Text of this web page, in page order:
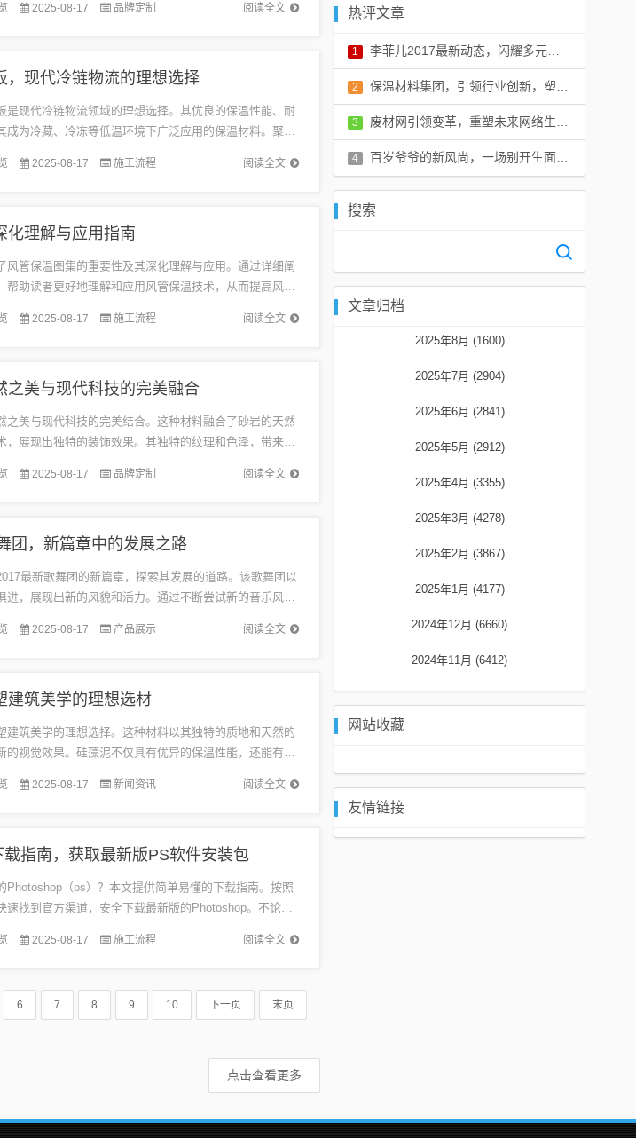
阅读全文
2025-08-17 品牌定制
，现代冷链物流的理想选择
是现代冷链物流领域的理想选择。其优良的保温性能、耐
成为冷藏、冷冻等低温环境下广泛应用的保温材料。聚氨
持冷库内部温度稳定，降低能源消耗，提高物流效率，
阅读全文
2025-08-17 施工流程
化理解与应用指南
风管保温图集的重要性及其深化理解与应用。通过详细阐
帮助读者更好地理解和应用风管保温技术，从而提高风管
耗。文章还强调了深化理解风管保温图集的重要性，以
阅读全文
2025-08-17 施工流程
之美与现代科技的完美融合
之美与现代科技的完美结合。这种材料融合了砂岩的天然
，展现出独特的装饰效果。其独特的纹理和色泽，带来自
的耐候性和功能性。砂岩硅藻泥是现代室内装饰的理想
阅读全文
2025-08-17 品牌定制
团，新篇章中的发展之路
最新歌舞团的新篇章，探索其发展的道路。该歌舞团以
进，展现出新的风貌和活力。通过不断尝试新的音乐风格
观众带来了全新的视听体验。该歌舞团也注重传承经...
阅读全文
2025-08-17 产品展示
建筑美学的理想选材
建筑美学的理想选择。这种材料以其独特的质地和天然的
的视觉效果。硅藻泥不仅具有优异的保温性能，还能有效
创造舒适的环境。其环保性能强，天然材质无污染，符
阅读全文
2025-08-17 新闻资讯
指南，获取最新版PS软件安装包
Photoshop（ps）？本文提供简单易懂的下载指南。按照
速找到官方渠道，安全下载最新版的Photoshop。不论是
，都能轻松完成下载，享受最新版P...
阅读全文
2025-08-17 施工流程
6 7 8 9 10 下一页 末页
点击查看更多
热评文章
1 李菲儿2017最新动态，闪耀多元发展之路
评论：0 条
2 保温材料集团，引领行业创新，塑造绿色未来领军者
评论：0 条
3 废材网引领变革，重塑未来网络生态，最新更新汇总
评论：0 条
4 百岁爷爷的新风尚，一场别开生面的吃播盛宴，展现百岁老人的生活风采
搜索
文章归档
2025年8月 (1600)
2025年7月 (2904)
2025年6月 (2841)
2025年5月 (2912)
2025年4月 (3355)
2025年3月 (4278)
2025年2月 (3867)
2025年1月 (4177)
2024年12月 (6660)
2024年11月 (6412)
网站收藏
友情链接